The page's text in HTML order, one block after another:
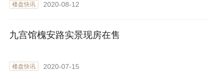
楼盘快讯 2020-08-12
九宫馆槐安路实景现房在售
楼盘快讯 2020-07-15